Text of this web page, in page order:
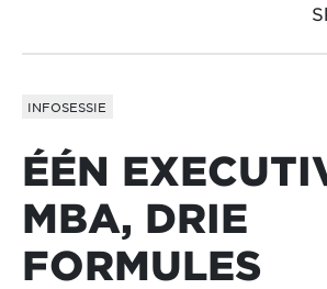
INFOSESSIE
ÉÉN
MBA, DRIE
FORMULES